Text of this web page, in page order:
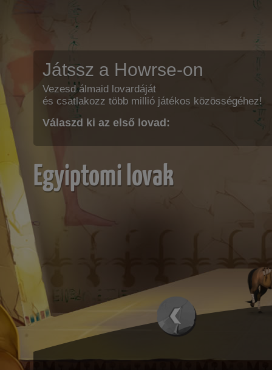
Játssz a Howrse-on
Vezesd álmaid lovardáját
és csatlakozz több millió játékos közösségéhez!
Válaszd ki az első lovad:
Egyiptomi lovak